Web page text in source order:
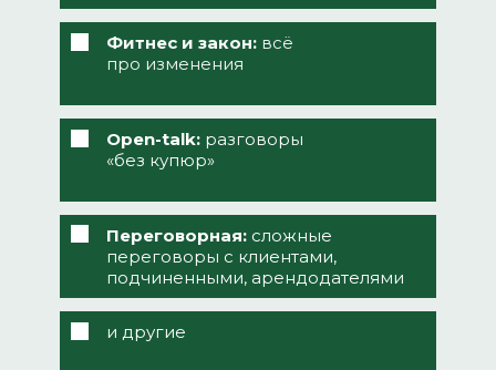
Фитнес и закон: всё
про изменения
Open-talk: разговоры
«без купюр»
Переговорная: сложные
переговоры с клиентами,
подчиненными, арендодателями
и другие